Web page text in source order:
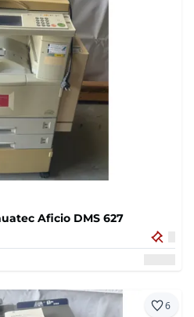
Aficio DMS 627
6